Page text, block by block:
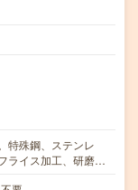
特殊鋼、ステンレ
ライス加工、研磨…